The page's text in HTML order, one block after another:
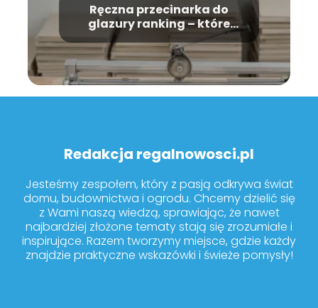
Ręczna przecinarka do
glazury ranking – które
modele warto kupić?
Redakcja regalnowosci.pl
Jesteśmy zespołem, który z pasją odkrywa świat
domu, budownictwa i ogrodu. Chcemy dzielić się
z Wami naszą wiedzą, sprawiając, że nawet
najbardziej złożone tematy stają się zrozumiałe i
inspirujące. Razem tworzymy miejsce, gdzie każdy
znajdzie praktyczne wskazówki i świeże pomysły!